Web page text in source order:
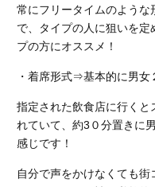
常にフリータイムのよう
で、タイプの人に狙いを
プの方にオススメ！
・着席形式⇒基本的に男女
指定された飲食店に行くと
れていて、約3０分置きに
感じです！
自分で声をかけなくても